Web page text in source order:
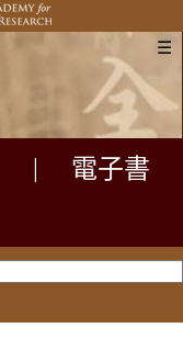
☰
電子書